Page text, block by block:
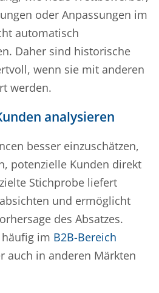
oder Anpassungen im
automatisch
Daher sind historische
wenn sie mit anderen
werden.
analysieren
besser einzuschätzen,
potenzielle Kunden direkt
Stichprobe liefert
und ermöglicht
des Absatzes.
im B2B-Bereich
auch in anderen Märkten